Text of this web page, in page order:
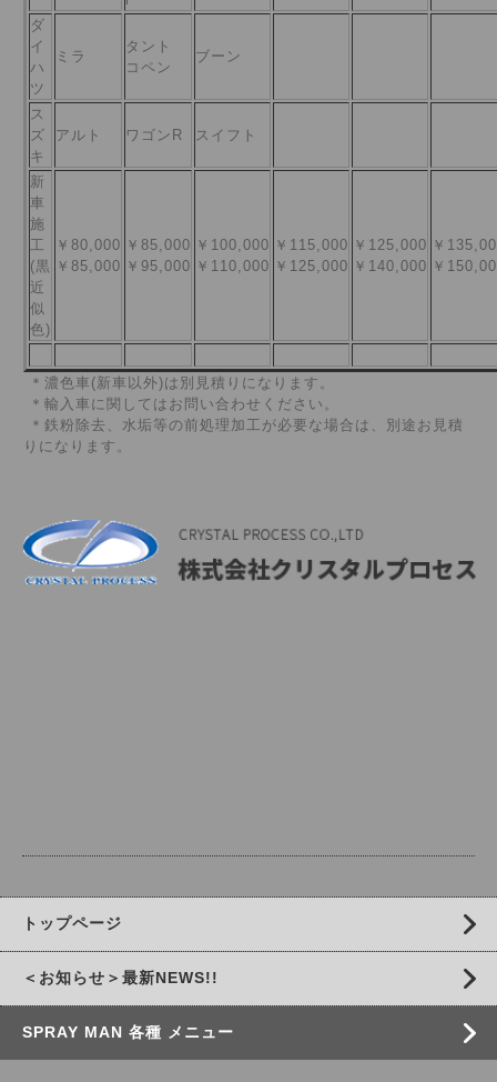
ダ
イ
ハ
ツ
ミラ
タント
コペン
ブーン
ス
ズ
キ
アルト ワゴンR スイフト
新
車
施
工
(黒
近
似
色)
￥80,000
￥85,000
￥85,000
￥95,000
￥100,000
￥110,000
￥115,000
￥125,000
￥125,000
￥140,000
￥
￥
＊濃色車(新車以外)は別見積りになります。
＊輸入車に関してはお問い合わせください。
＊鉄粉除去、水垢等の前処理加工が必要な場合は、別途お見積
りになります。
トップページ
＜お知らせ＞最新NEWS!!
SPRAY MAN 各種 メニュー